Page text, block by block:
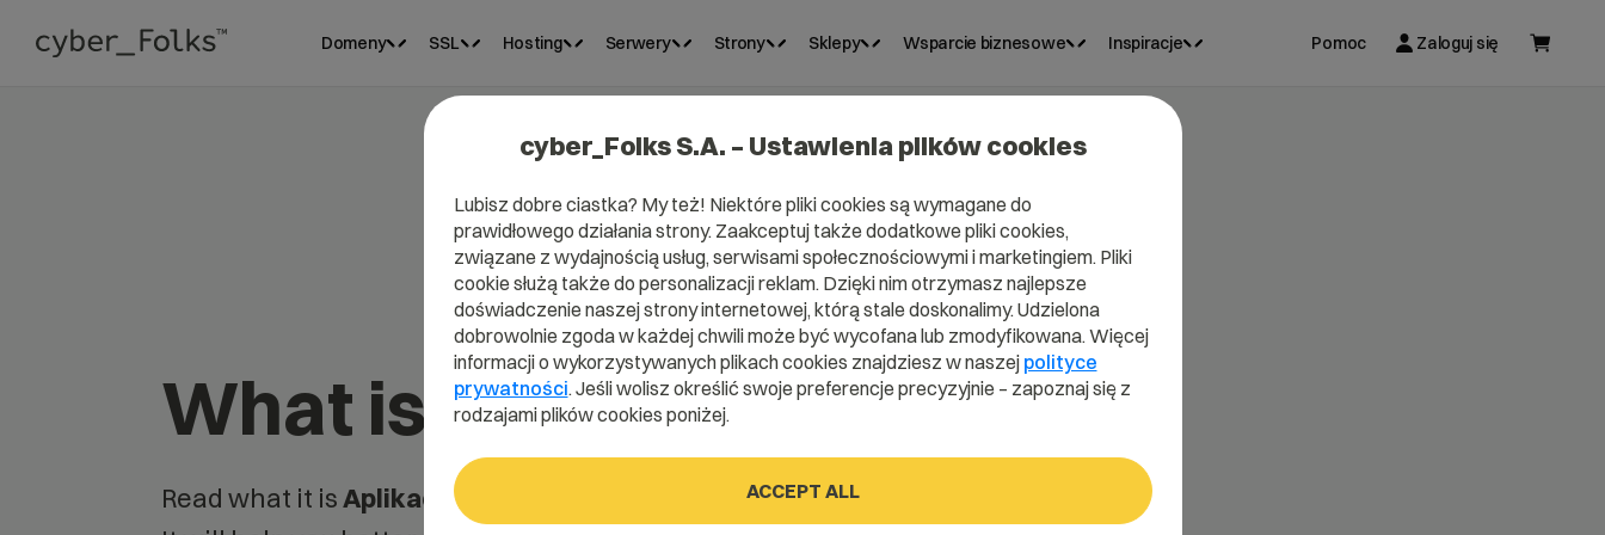
Domeny SSL Hosting Serwery Strony Sklepy Wsparcie biznesowe Inspiracje Pomoc Zaloguj się
What is Aplikacja?
Read what it isAplikacja
cyber_Folks S.A. – Ustawienia plików cookies
Lubisz dobre ciastka? My też! Niektóre pliki cookies są wymagane do
prawidłowego działania strony. Zaakceptuj także dodatkowe pliki cookies,
związane z wydajnością usług, serwisami społecznościowymi i marketingiem. Pliki
cookie służą także do personalizacji reklam. Dzięki nim otrzymasz najlepsze
doświadczenie naszej strony internetowej, którą stale doskonalimy. Udzielona
dobrowolnie zgoda w każdej chwili może być wycofana lub zmodyfikowana. Więcej
informacji o wykorzystywanych plikach cookies znajdziesz w naszej polityce
prywatności. Jeśli wolisz określić swoje preferencje precyzyjnie – zapoznaj się z
rodzajami plików cookies poniżej.
ACCEPT ALL